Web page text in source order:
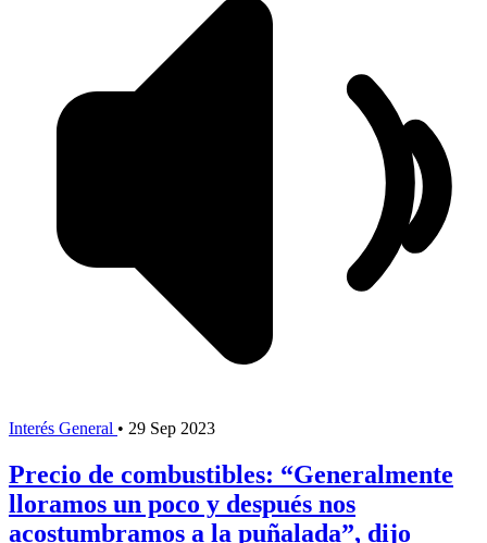
Interés General • 29 Sep 2023
Precio de combustibles: “Generalmente
lloramos un poco y después nos
acostumbramos a la puñalada”, dijo